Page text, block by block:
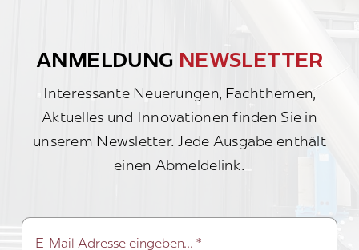
ANMELDUNG NEWSLETTER
Interessante Neuerungen, Fachthemen,
Aktuelles und Innovationen finden Sie in
unserem Newsletter. Jede Ausgabe enthält
einen Abmeldelink.